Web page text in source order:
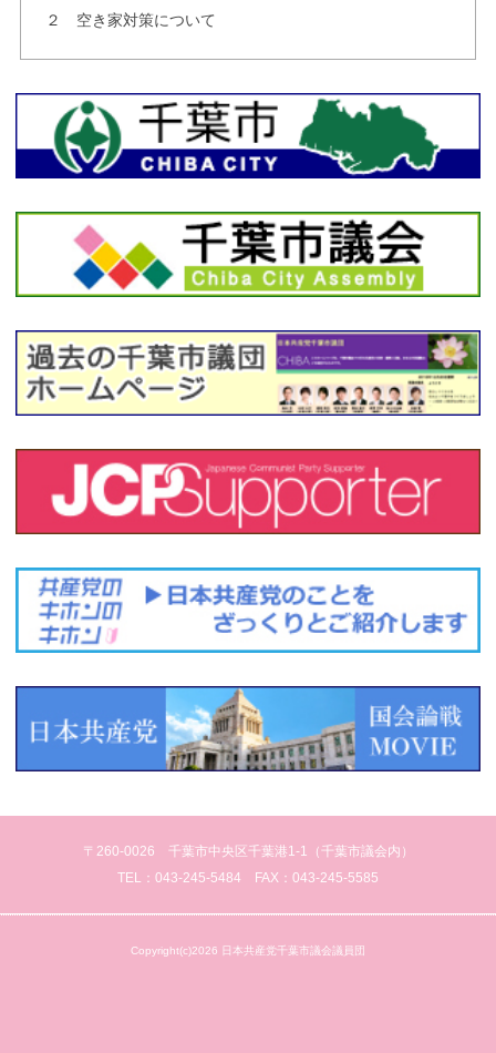
２ 空き家対策について
〒260-0026 千葉市中央区千葉港1-1（千葉市議会内）
TEL：043-245-5484 FAX：043-245-5585
Copyright(c)2026 日本共産党千葉市議会議員団